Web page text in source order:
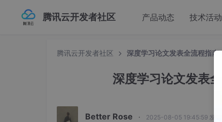
腾讯云开发者社区 产品动态 技术活动
腾讯云开发者社区 深度学习论文发表全流程指南
深度学习论文发表
Better Rose · 2025-08-05 19:45:59 发布